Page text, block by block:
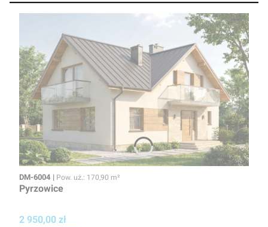
Kod
DM-6004 Powierzchnia użytkowa
Pow. uż.: 170,90 m²
Pyrzowice
Cena
2 950,00 zł